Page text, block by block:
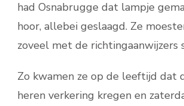
had Osnabrugge dat lampje
hoor, allebei geslaagd. Ze
zoveel met de richtingaanwijzers
Zo kwamen ze op de leeftijd dat
heren verkering kregen en